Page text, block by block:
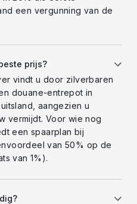
een vergunning van de
prijs?
vindt u door zilverbaren
douane-entrepot in
aangezien u
vermijdt. Voor wie nog
een spaarplan bij
van 50% op de
van 1%).